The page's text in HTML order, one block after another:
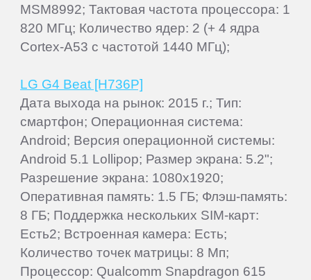
MSM8992; Тактовая частота процессора: 1
820 МГц; Количество ядер: 2 (+ 4 ядра
Cortex-A53 с частотой 1440 МГц);
LG G4 Beat [H736P]
Дата выхода на рынок: 2015 г.; Тип:
смартфон; Операционная система:
Android; Версия операционной системы:
Android 5.1 Lollipop; Размер экрана: 5.2";
Разрешение экрана: 1080x1920;
Оперативная память: 1.5 ГБ; Флэш-память:
8 ГБ; Поддержка нескольких SIM-карт:
Есть2; Встроенная камера: Есть;
Количество точек матрицы: 8 Мп;
Процессор: Qualcomm Snapdragon 615